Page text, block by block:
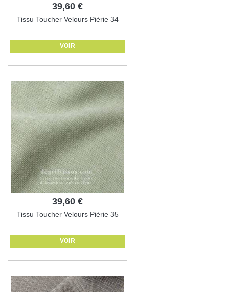
39,60 €
Tissu Toucher Velours Piérie 34
VOIR
39,60 €
Tissu Toucher Velours Piérie 35
VOIR